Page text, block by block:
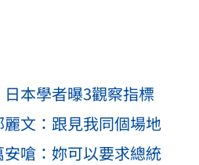
本學者曝3觀察指標
文：跟見我同個場地
嗆：妳可以要求總統